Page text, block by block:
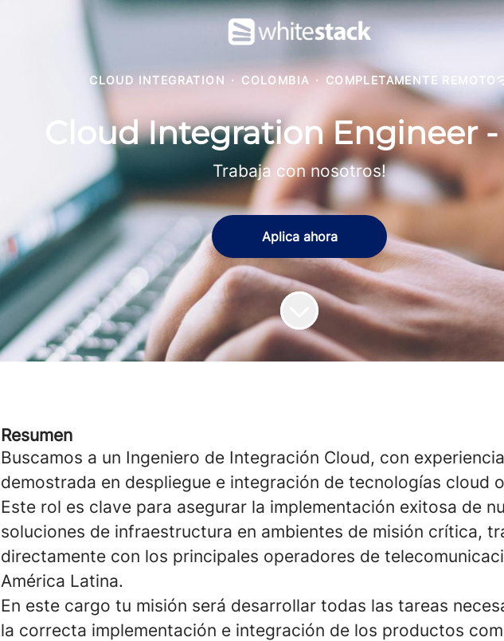
CLOUD INTEGRATION · COLOMBIA · COMPLETAMENTE REMOTO
Cloud Integration Engineer -
Trabaja con nosotros!
Aplica ahora
Resumen
Buscamos a un Ingeniero de Integración Cloud, con experiencia
demostrada en despliegue e integración de tecnologías cloud
Este rol es clave para asegurar la implementación exitosa de
soluciones de infraestructura en ambientes de misión crítica,
directamente con los principales operadores de
América Latina.
En este cargo tu misión será desarrollar todas las tareas
la correcta implementación e integración de los productos